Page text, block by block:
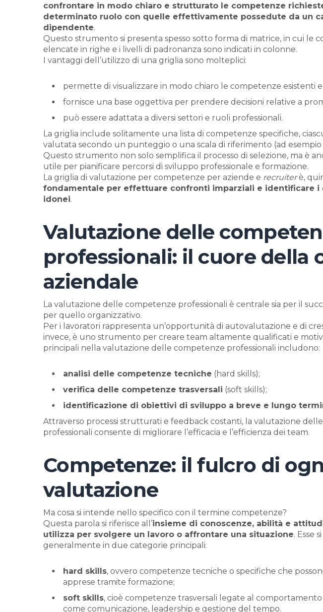
confrontare in modo chiaro e strutturato le competenze
determinato ruolo con quelle effettivamente possedute da un
dipendente.
Questo strumento si presenta spesso sotto forma di matrice, in cui le
elencate in righe e i livelli di padronanza sono indicati in colonne.
I vantaggi dell’utilizzo di una griglia sono molteplici:
permette di visualizzare in modo chiaro le competenze esistenti
fornisce una base oggettiva per prendere decisioni relative a
può essere adattata a diversi settori e ruoli professionali.
La griglia include solitamente una lista di competenze specifiche,
valutata secondo un punteggio o una scala di riferimento (ad esempio
Questo strumento non solo semplifica il processo di selezione, ma è
utile per pianificare percorsi di sviluppo professionale e formazione.
La griglia di valutazione per competenze per aziende e recruiterè,
fondamentale per effettuare confronti imparziali e identificare i
idonei.
Valutazione delle
professionali: il cuore della
aziendale
La valutazione delle competenze professionali è centrale sia per il
per quello organizzativo.
Per i lavoratori rappresenta un’opportunità di autovalutazione e di
invece, è uno strumento per creare team altamente qualificati e
principali nella valutazione delle competenze professionali includono:
analisi delle competenze tecniche (hard skills);
verifica delle competenze trasversali (soft skills);
identificazione di obiettivi di sviluppo a breve e lungo
Attraverso processi strutturati e feedback costanti, la valutazione
professionali consente di migliorare l’efficacia e l’efficienza dei team.
Competenze: il fulcro di
valutazione
Ma cosa si intende nello specifico con il termine competenze?
Questa parola si riferisce all’insieme di conoscenze, abilità e
utilizza per svolgere un lavoro o affrontare una situazione. Esse
generalmente in due categorie principali:
hard skills, ovvero competenze tecniche o specifiche che
apprese tramite formazione;
soft skills, cioè competenze trasversali legate al
come comunicazione, leadership e gestione del tempo.